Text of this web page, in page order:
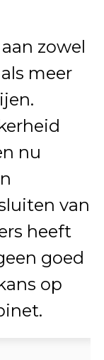
zowel
meer
nu
van
heeft
goed
op